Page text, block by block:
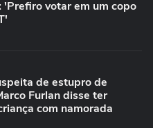
'Prefiro votar em um copo
de estupro de
Furlan disse ter
com namorada